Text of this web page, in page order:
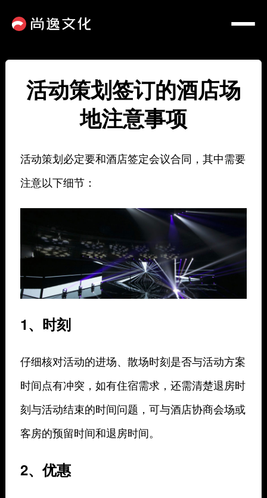
活动策划签订的酒店场
地注意事项
活动策划必定要和酒店签定会议合同，其中需要
注意以下细节：
1、时刻
仔细核对活动的进场、散场时刻是否与活动方案
时间点有冲突，如有住宿需求，还需清楚退房时
刻与活动结束的时间问题，可与酒店协商会场或
客房的预留时间和退房时间。
2、优惠